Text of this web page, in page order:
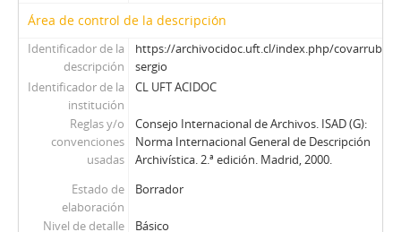
91 - Krauss, Enrique
92 - Frei B., Arturo
93 - Viera Gallo, José Antonio
94 - Boeninger, Edgardo
95 - Viera Gallo, Josè Antonio
96 - Boeninger, Edgardo
97 - Bitar, Sergio
99 - Molina Silva, Sergio
100 - Ossa Pretot, Sergio
Área de control de la descripción
Identificador de la
descripción
https://archivocidoc.uft.cl/index.php/covarrubias-
sergio
Identificador de la
institución
CL UFT ACIDOC
Reglas y/o
convenciones
usadas
Consejo Internacional de Archivos. ISAD (G):
Norma Internacional General de Descripción
Archivística. 2.ª edición. Madrid, 2000.
Estado de
elaboración
Borrador
Nivel de detalle
Básico